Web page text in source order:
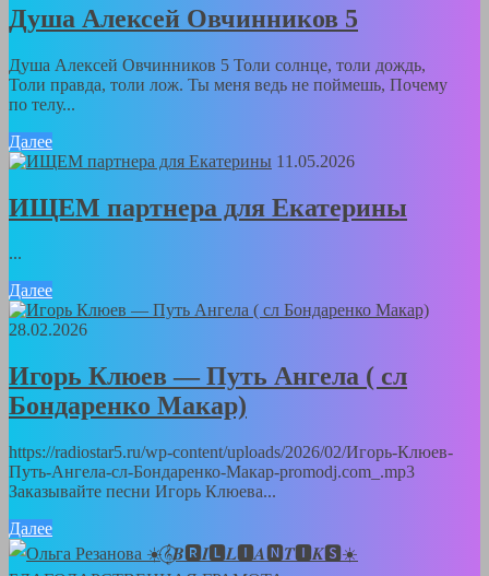
Душа Алексей Овчинников 5
Душа Алексей Овчинников 5 Толи солнце, толи дождь,
Толи правда, толи лож. Ты меня ведь не поймешь, Почему
по телу...
Далее
11.05.2026
ИЩЕМ партнера для Екатерины
...
Далее
28.02.2026
Игорь Клюев — Путь Ангела ( сл
Бондаренко Макар)
https://radiostar5.ru/wp-content/uploads/2026/02/Игорь-Клюев-
Путь-Ангела-сл-Бондаренко-Макар-promodj.com_.mp3
Заказывайте песни Игорь Клюева...
Далее